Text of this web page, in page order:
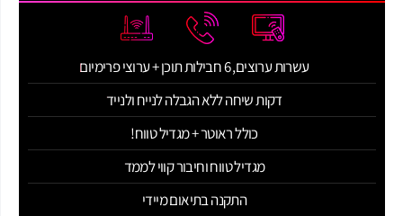
עשרות ערוצים, 6 חבילות תוכן + ערוצי פרימיום
דקות שיחה ללא הגבלה לנייח ולנייד
כולל ראוטר + מגדיל טווח!
מגדיל טווח וחיבור קווי לממד
התקנה בתיאום מיידי